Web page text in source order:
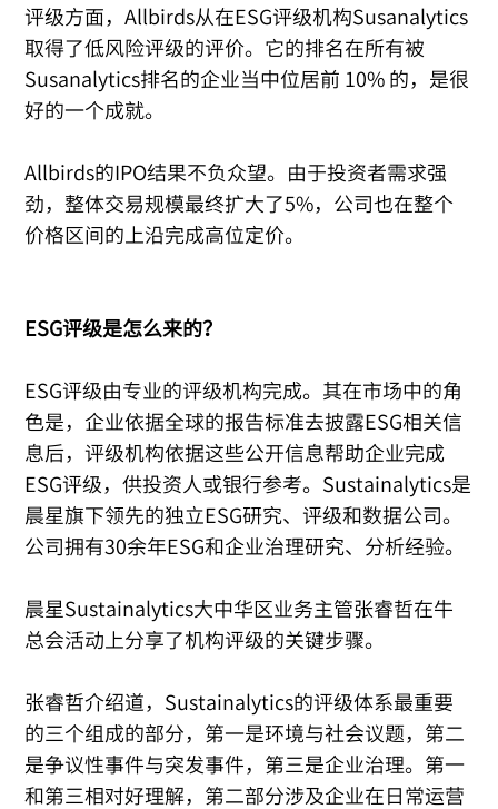
评级方面，Allbirds从在ESG评级机构Susanalytics
取得了低风险评级的评价。它的排名在所有被
Susanalytics排名的企业当中位居前 10% 的，是很
好的一个成就。
Allbirds的IPO结果不负众望。由于投资者需求强
劲，整体交易规模最终扩大了5%，公司也在整个
价格区间的上沿完成高位定价。
ESG评级是怎么来的？
ESG评级由专业的评级机构完成。其在市场中的角
色是，企业依据全球的报告标准去披露ESG相关信
息后，评级机构依据这些公开信息帮助企业完成
ESG评级，供投资人或银行参考。Sustainalytics是
晨星旗下领先的独立ESG研究、评级和数据公司。
公司拥有30余年ESG和企业治理研究、分析经验。
晨星Sustainalytics大中华区业务主管张睿哲在牛
总会活动上分享了机构评级的关键步骤。
张睿哲介绍道，Sustainalytics的评级体系最重要
的三个组成的部分，第一是环境与社会议题，第二
是争议性事件与突发事件，第三是企业治理。第一
和第三相对好理解，第二部分涉及企业在日常运营